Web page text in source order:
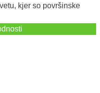
kjer so površinske